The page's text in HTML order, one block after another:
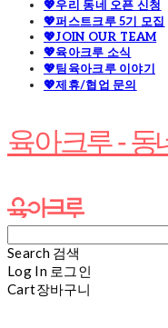
💖우리 동네 오픈 신청
💖퍼스트크루 5기 모집
💖JOIN OUR TEAM
💖육아크루 소식
💖팀육아크루 이야기
💖제휴/협업 문의
육아크루 - 동
Search 검색
Log In 로그인
Cart장바구니